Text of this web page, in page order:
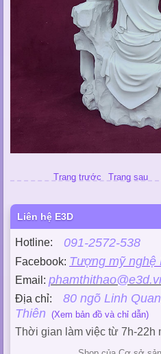
Trang trước Trang sau
Liên hệ E3D
Hotline: 091-2572-538
Facebook: Tượng mỹ nghệ
Email:
Địa chỉ: 80 ngõ Linh
Thiên (Xem bản đồ và chỉ dẫn)
Thời gian làm việc từ 7h-22h